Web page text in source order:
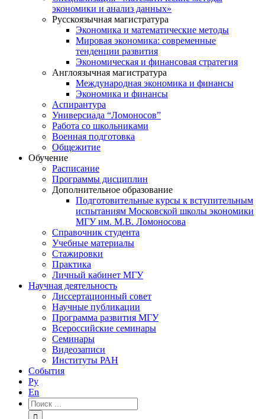
экономики и анализ данных»
Русскоязычная магистратура
Экономика и математические методы
Мировая экономика: современные
тенденции развития
Экономическая и финансовая стратегия
Англоязычная магистратура
Международная экономика и финансы
Экономика и финансы
Аспирантура
Универсиада “Ломоносов”
Работа со школьниками
Военная подготовка
Общежитие
Обучение
Расписание
Программы дисциплин
Дополнительное образование
Подготовительные курсы к вступительным
испытаниям Московской школы экономики
МГУ им. М.В. Ломоносова
Справочник студента
Учебные материалы
Стажировки
Практика
Личный кабинет МГУ
Научная деятельность
Диссертационный совет
Научные публикации
Программа развития МГУ
Всероссийские семинары
Семинары
Видеозаписи
Институты РАН
События
Ру
En
Результат
поиска: